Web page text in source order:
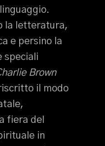
la letteratura,
e persino la
speciali
Brown
il modo
fiera del
in